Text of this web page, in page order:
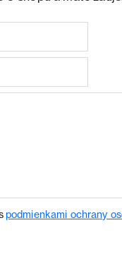
podmienkami ochrany